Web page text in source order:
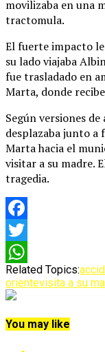
movilizaba en una
tractomula.
El fuerte impacto
su lado viajaba
fue trasladado en
Marta, donde
Según versiones
desplazaba junto a
Marta hacia el
visitar a su madre.
tragedia.
Facebook
Twitter
WhatsApp
Related Topics:
orientevisita a su
You may like